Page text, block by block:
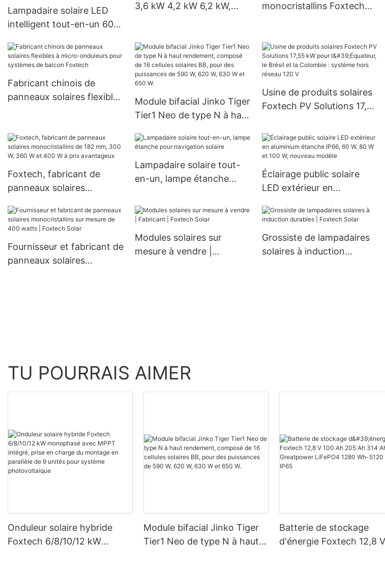
Lampadaire solaire LED
intelligent tout-en-un 60
télécommande, détecteur
de mouvement, indice de
protection IP65 et batterie
au lithium
3,6 kW 4,2 kW 6,2 kW,
hors réseau
monocristallins Foxtech
systèmes domestiques
Fabricant chinois de
panneaux solaires flexibles
Foxtech
Module bifacial Jinko Tiger
Tier1 Neo de type N à haut
16 cellules solaires BB,
590 W, 620 W, 630 W et
650 W.
Usine de produits solaires
Foxtech PV Solutions 17,55
Brésil et la Colombie :
système hors réseau 120 V
Foxtech, fabricant de
panneaux solaires
mm, 300 W, 360 W et 400
W à prix avantageux
Lampadaire solaire tout-
en-un, lampe étanche
Éclairage public solaire
LED extérieur en
60 W, 80 W et 100 W,
Fournisseur et fabricant de
panneaux solaires
Modules solaires sur
mesure à vendre |
Grossiste de lampadaires
solaires à induction
TU POURRAIS AIMER
Onduleur solaire hybride
Foxtech 6/8/10/12 kW
Module bifacial Jinko Tiger
Tier1 Neo de type N à haut
Batterie de stockage
d'énergie Foxtech 12,8 V